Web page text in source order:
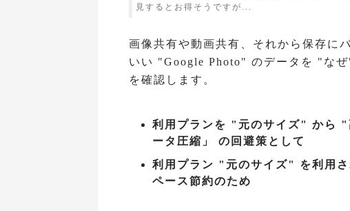
見するとお得そうですが...
画像共有や動画共有、それから保存に
いい "Google Photo" のデータを "な
を確認します。
利用プランを "元のサイズ" から
ータ圧縮」 の回避策として
利用プラン "元のサイズ" を利用
ペース節約のため